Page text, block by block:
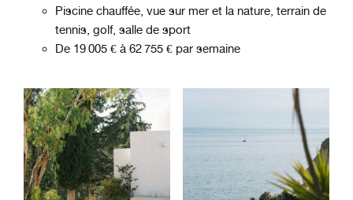
Piscine chauffée, vue sur mer et la nature, terrain de
tennis, golf, salle de sport
De 19 005 € à 62 755 € par semaine